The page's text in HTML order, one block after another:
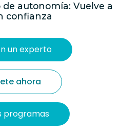
autonomía: Vuelve a
confianza
un experto
ahora
programas